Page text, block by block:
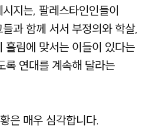
지는, 팔레스타인인들이
과 함께 서서 부정의와 학살,
흘림에 맞서는 이들이 있다는
록 연대를 계속해 달라는
은 매우 심각합니다.